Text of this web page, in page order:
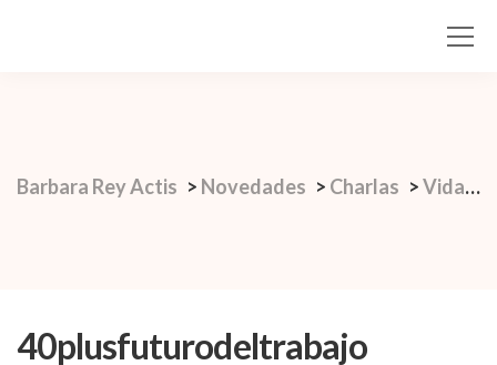
Barbara Rey Actis > Novedades > Charlas >Vida de cien años y el futuro del trabajo
40plusfuturodeltrabajo